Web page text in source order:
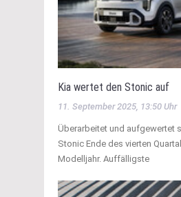
Kia wertet den Stonic auf
11. September 2025, 13:50 Uhr
Überarbeitet und aufgewertet
Stonic Ende des vierten
Modelljahr. Auffälligste